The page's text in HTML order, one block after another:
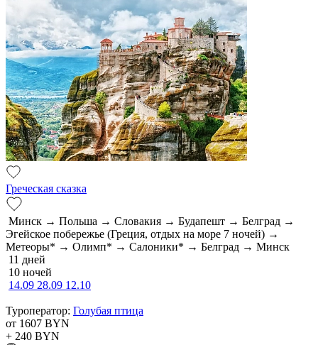
Греческая сказка
Минск → Польша → Словакия → Будапешт → Белград →
Эгейское побережье (Греция, отдых на море 7 ночей) →
Метеоры* → Олимп* → Салоники* → Белград → Минск
11 дней
10 ночей
14.09 28.09 12.10
Туроператор: Голубая птица
от 1607 BYN
+ 240 BYN